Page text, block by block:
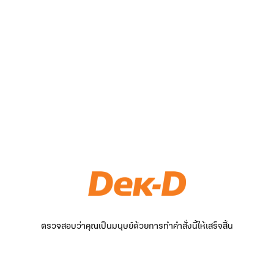
ตรวจสอบว่าคุณเป็นมนุษย์ด้วยการทำคำสั่งนี้ให้เสร็จสิ้น